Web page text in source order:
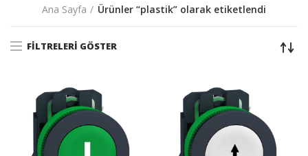
Ana Sayfa Ürünler “plastik” olarak etiketlendi
FILTRELERI GÖSTER